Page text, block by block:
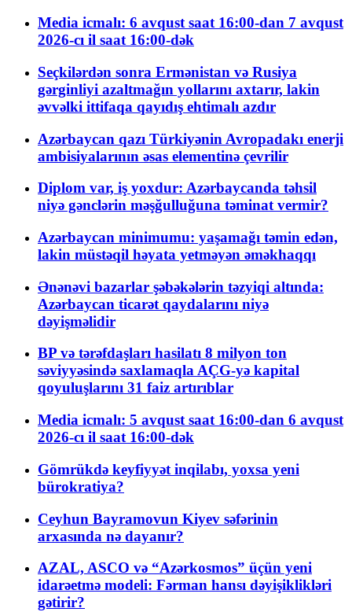
Media icmalı: 6 avqust saat 16:00-dan 7 avqust
2026-cı il saat 16:00-dək
Seçkilərdən sonra Ermənistan və Rusiya
gərginliyi azaltmağın yollarını axtarır, lakin
əvvəlki ittifaqa qayıdış ehtimalı azdır
Azərbaycan qazı Türkiyənin Avropadakı enerji
ambisiyalarının əsas elementinə çevrilir
Diplom var, iş yoxdur: Azərbaycanda təhsil
niyə gənclərin məşğulluğuna təminat vermir?
Azərbaycan minimumu: yaşamağı təmin edən,
lakin müstəqil həyata yetməyən əməkhaqqı
Ənənəvi bazarlar şəbəkələrin təzyiqi altında:
Azərbaycan ticarət qaydalarını niyə
dəyişməlidir
BP və tərəfdaşları hasilatı 8 milyon ton
səviyyəsində saxlamaqla AÇG-yə kapital
qoyuluşlarını 31 faiz artırıblar
Media icmalı: 5 avqust saat 16:00-dan 6 avqust
2026-cı il saat 16:00-dək
Gömrükdə keyfiyyət inqilabı, yoxsa yeni
bürokratiya?
Ceyhun Bayramovun Kiyev səfərinin
arxasında nə dayanır?
AZAL, ASCO və “Azərkosmos” üçün yeni
idarəetmə modeli: Fərman hansı dəyişiklikləri
gətirir?